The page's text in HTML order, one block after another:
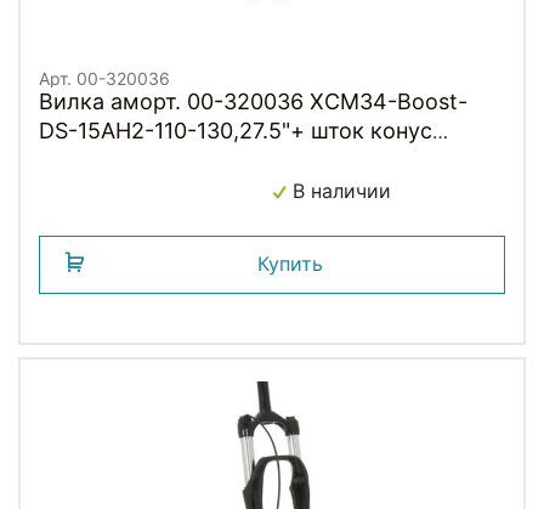
Арт. 00-320036
Вилка аморт. 00-320036 XCM34-Boost-
DS-15AH2-110-130,27.5"+ шток конус
110мм, 15мм ось, под ДИСК, черная, SR
В наличии
Купить